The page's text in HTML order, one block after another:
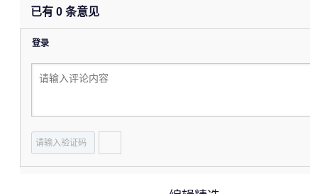
已有 0 条意见
登录